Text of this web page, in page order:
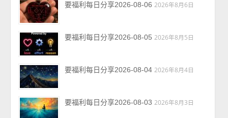
要福利每日分享2026-08-06 2026年8月6日
要福利每日分享2026-08-05 2026年8月5日
要福利每日分享2026-08-04 2026年8月4日
要福利每日分享2026-08-03 2026年8月3日